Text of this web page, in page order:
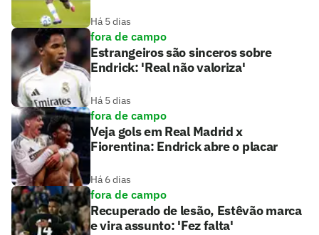
Há 5 dias
fora de campo
Estrangeiros são sinceros sobre
Endrick: 'Real não valoriza'
Há 5 dias
fora de campo
Veja gols em Real Madrid x
Fiorentina: Endrick abre o placar
Há 6 dias
fora de campo
Recuperado de lesão, Estêvão marca
e vira assunto: 'Fez falta'